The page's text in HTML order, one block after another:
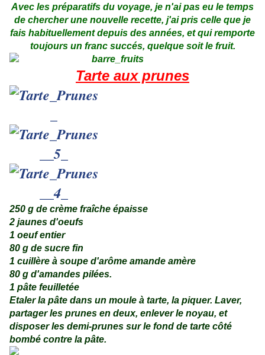
Avec les préparatifs du voyage, je n'ai pas eu le temps
de chercher une nouvelle recette, j'ai pris celle que je
fais habituellement depuis des années, et qui remporte
toujours un franc succés, quelque soit le fruit.
Tarte aux prunes
250 g de crème fraîche épaisse
2 jaunes d'oeufs
1 oeuf entier
80 g de sucre fin
1 cuillère à soupe d'arôme amande amère
80 g d'amandes pilées.
1 pâte feuilletée
Etaler la pâte dans un moule à tarte, la piquer. Laver,
partager les prunes en deux, enlever le noyau, et
disposer les demi-prunes sur le fond de tarte côté
bombé contre la pâte.